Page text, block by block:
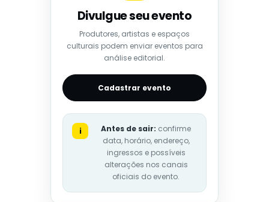
Divulgue seu evento
Produtores, artistas e espaços
culturais podem enviar eventos para
análise editorial.
Cadastrar evento
i Antes de sair: confirme
data, horário, endereço,
ingressos e possíveis
alterações nos canais
oficiais do evento.